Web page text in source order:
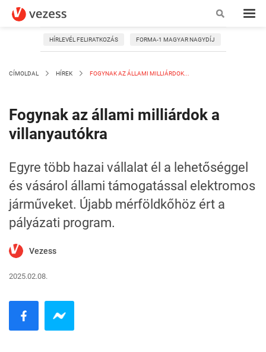
HÍRLEVÉL FELIRATKOZÁS FORMA-1 MAGYAR NAGYDÍJ
CÍMOLDAL HÍREK FOGYNAK AZ ÁLLAMI MILLIÁRDOK...
Fogynak az állami milliárdok a
villanyautókra
Egyre több hazai vállalat él a lehetőséggel
és vásárol állami támogatással elektromos
járműveket. Újabb mérföldkőhöz ért a
pályázati program.
Vezess
2025.02.08.